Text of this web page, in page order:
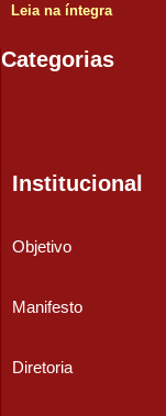
Leia na íntegra
Categorias
Institucional
Objetivo
Manifesto
Diretoria